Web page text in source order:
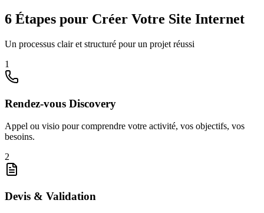
6 Étapes pour Créer Votre Site Internet
Un processus clair et structuré pour un projet réussi
1
Rendez-vous Discovery
Appel ou visio pour comprendre votre activité, vos objectifs, vos
besoins.
2
Devis & Validation